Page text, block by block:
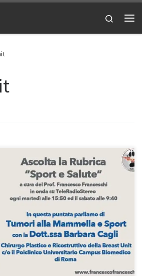
Search
attività sportiva – In questa puntata di
rubrica in onda su Teleradiostereo 92.7
il sabato alle 9:40 abbiamo avuto un
Barbara Cagli, Chirurgo Plastico e
Unit c/o il Policlinico […]